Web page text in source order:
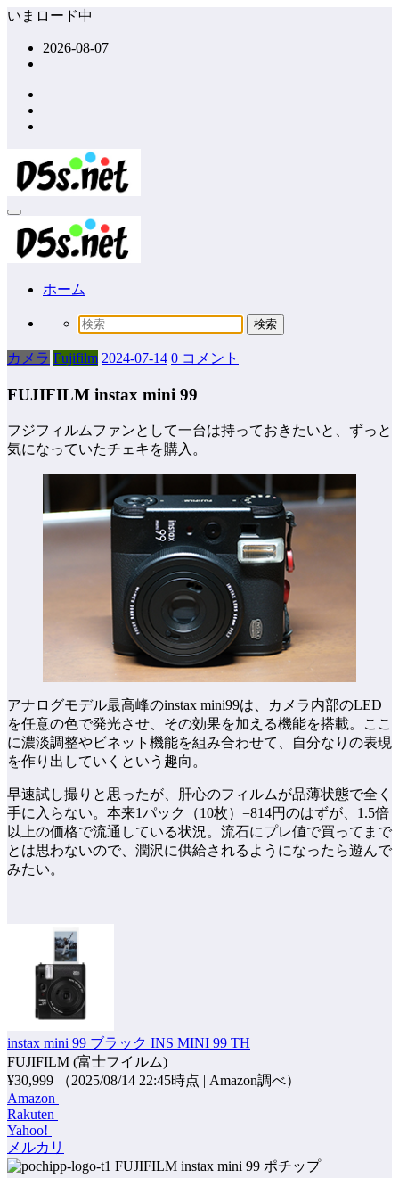
コ
ッ
プ
いまロード中
2026-08-07
ホーム
カメラ Fujifilm 2024-07-14 0 コメント
FUJIFILM instax mini 99
フジフィルムファンとして一台は持っておきたいと、ずっと
気になっていたチェキを購入。
アナログモデル最高峰のinstax mini99は、カメラ内部のLED
を任意の色で発光させ、その効果を加える機能を搭載。ここ
に濃淡調整やビネット機能を組み合わせて、自分なりの表現
を作り出していくという趣向。
早速試し撮りと思ったが、肝心のフィルムが品薄状態で全く
手に入らない。本来1パック（10枚）=814円のはずが、1.5倍
以上の価格で流通している状況。流石にプレ値で買ってまで
とは思わないので、潤沢に供給されるようになったら遊んで
みたい。
instax mini 99 ブラック INS MINI 99 TH
FUJIFILM (富士フイルム)
¥30,999
（2025/08/14 22:45時点 | Amazon調べ）
Amazon
Rakuten
Yahoo!
メルカリ
ポチップ